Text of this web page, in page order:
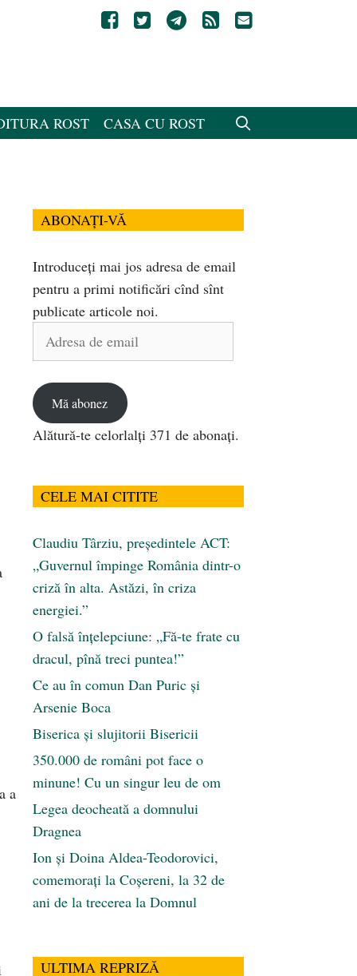
ROST CASA CU ROST
a
ABONAȚI-VĂ
Introduceți mai jos adresa de email
pentru a primi notificări cînd sînt
publicate articole noi.
Adresa
Mă abonez
Alătură-te celorlalți 371 de abonați.
CELE MAI CITITE
Claudiu Târziu, președintele ACT:
„Guvernul împinge România dintr-o
criză în alta. Astăzi, în criza
energiei.”
O falsă înțelepciune: „Fă-te frate cu
dracul, pînă treci puntea!”
Ce au în comun Dan Puric şi
Arsenie Boca
Biserica și slujitorii Bisericii
350.000 de români pot face o
minune! Cu un singur leu de om
Legea deocheată a domnului
Dragnea
Ion și Doina Aldea-Teodorovici,
comemorați la Coșereni, la 32 de
ani de la trecerea la Domnul
ULTIMA REPRIZĂ